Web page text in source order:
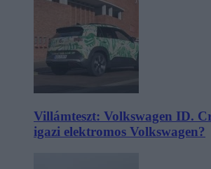
Villámteszt: Volkswagen ID.
igazi elektromos Volkswagen?